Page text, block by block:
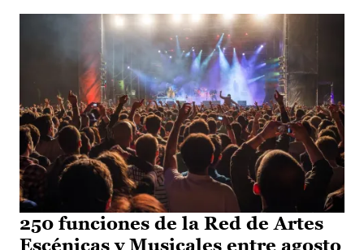
250 funciones de la Red de Artes
Escénicas y Musicales entre agosto